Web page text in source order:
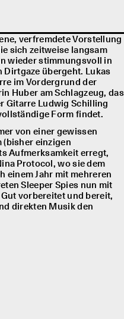
verfremdete Vorstellung
sich zeitweise langsam
wieder stimmungsvoll in
übergeht. Lukas
im Vordergrund der
Huber am Schlagzeug, das
Gitarre Ludwig Schilling
Form findet.
von einer gewissen
(bisher einzigen
Aufmerksamkeit erregt,
Protocol, wo sie dem
einem Jahr mit mehreren
Sleeper Spies nun mit
vorbereitet und bereit,
direkten Musik den